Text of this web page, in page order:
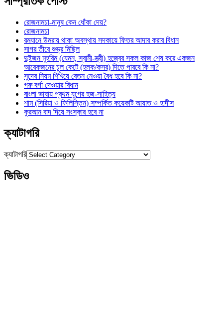
রোজনামচা-মানুষ কেন ধোঁকা দেয়?
রোজনামচা
রমযানে উমরায় থাকা অবস্থায় সদকায়ে ফিতর আদার করার বিধান
সাগর তীরে শুভ্র মিছিল
দুইজন মুহরিম (যেমন, স্বামী-স্ত্রী) হজ্বের সকল কাজ শেষ করে একজন
আরেকজনের চুল কেটে (হলক/কসর) দিতে পারবে কি না?
সুদের নিয়ম শিখিয়ে বেতন নেওয়া বৈধ হবে কি না?
গরু বর্গা দেওয়ার বিধান
বাংলা ভাষায় প্রথম যুগের হজ-সাহিত্য
শাম (সিরিয়া ও ফিলিস্তিন) সম্পর্কিত কয়েকটি আয়াত ও হাদীস
কুরআন বাদ দিয়ে সংস্কার হবে না
ক্যাটাগরি
ক্যাটাগরি
ভিডিও